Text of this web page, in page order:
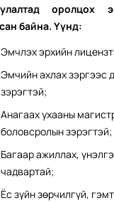
оролцох
байна. Үүнд:
Эмчлэх эрхийн
Эмчийн ахлах зэргээс
зэрэгтэй;
Анагаах ухааны
боловсролын зэрэгтэй;
Багаар ажиллах,
чадвартай;
Ёс зүйн зөрчилгүй,